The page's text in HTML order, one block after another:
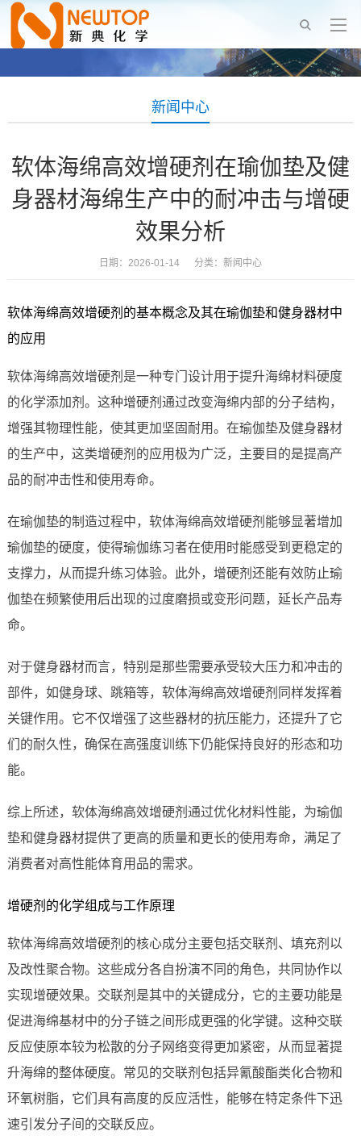
新闻中心
软体海绵高效增硬剂在瑜伽垫及健
身器材海绵生产中的耐冲击与增硬
效果分析
日期：2026-01-14 分类： 新闻中心
软体海绵高效增硬剂的基本概念及其在瑜伽垫和健身器材中
的应用
软体海绵高效增硬剂是一种专门设计用于提升海绵材料硬度
的化学添加剂。这种增硬剂通过改变海绵内部的分子结构，
增强其物理性能，使其更加坚固耐用。在瑜伽垫及健身器材
的生产中，这类增硬剂的应用极为广泛，主要目的是提高产
品的耐冲击性和使用寿命。
在瑜伽垫的制造过程中，软体海绵高效增硬剂能够显著增加
瑜伽垫的硬度，使得瑜伽练习者在使用时能感受到更稳定的
支撑力，从而提升练习体验。此外，增硬剂还能有效防止瑜
伽垫在频繁使用后出现的过度磨损或变形问题，延长产品寿
命。
对于健身器材而言，特别是那些需要承受较大压力和冲击的
部件，如健身球、跳箱等，软体海绵高效增硬剂同样发挥着
关键作用。它不仅增强了这些器材的抗压能力，还提升了它
们的耐久性，确保在高强度训练下仍能保持良好的形态和功
能。
综上所述，软体海绵高效增硬剂通过优化材料性能，为瑜伽
垫和健身器材提供了更高的质量和更长的使用寿命，满足了
消费者对高性能体育用品的需求。
增硬剂的化学组成与工作原理
软体海绵高效增硬剂的核心成分主要包括交联剂、填充剂以
及改性聚合物。这些成分各自扮演不同的角色，共同协作以
实现增硬效果。交联剂是其中的关键成分，它的主要功能是
促进海绵基材中的分子链之间形成更强的化学键。这种交联
反应使原本较为松散的分子网络变得更加紧密，从而显著提
升海绵的整体硬度。常见的交联剂包括异氰酸酯类化合物和
环氧树脂，它们具有高度的反应活性，能够在特定条件下迅
速引发分子间的交联反应。